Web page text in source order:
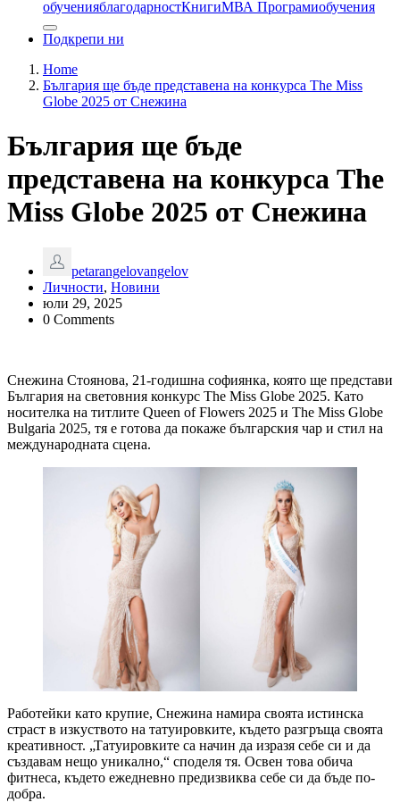
обученияблагодарностКнигиМВА Програмиобучения
Подкрепи ни
Home
България ще бъде представена на конкурса The Miss
Globe 2025 от Снежина
България ще бъде
представена на конкурса The
Miss Globe 2025 от Снежина
petarangelovangelov
Личности, Новини
юли 29, 2025
0 Comments
Снежина Стоянова, 21-годишна софиянка, която ще представи
България на световния конкурс The Miss Globe 2025. Като
носителка на титлите Queen of Flowers 2025 и The Miss Globe
Bulgaria 2025, тя е готова да покаже българския чар и стил на
международната сцена.
Работейки като крупие, Снежина намира своята истинска
страст в изкуството на татуировките, където разгръща своята
креативност. „Татуировките са начин да изразя себе си и да
създавам нещо уникално,“ споделя тя. Освен това обича
фитнеса, където ежедневно предизвиква себе си да бъде по-
добра.